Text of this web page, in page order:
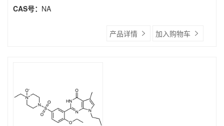
CAS号： NA
产品详情 加入购物车